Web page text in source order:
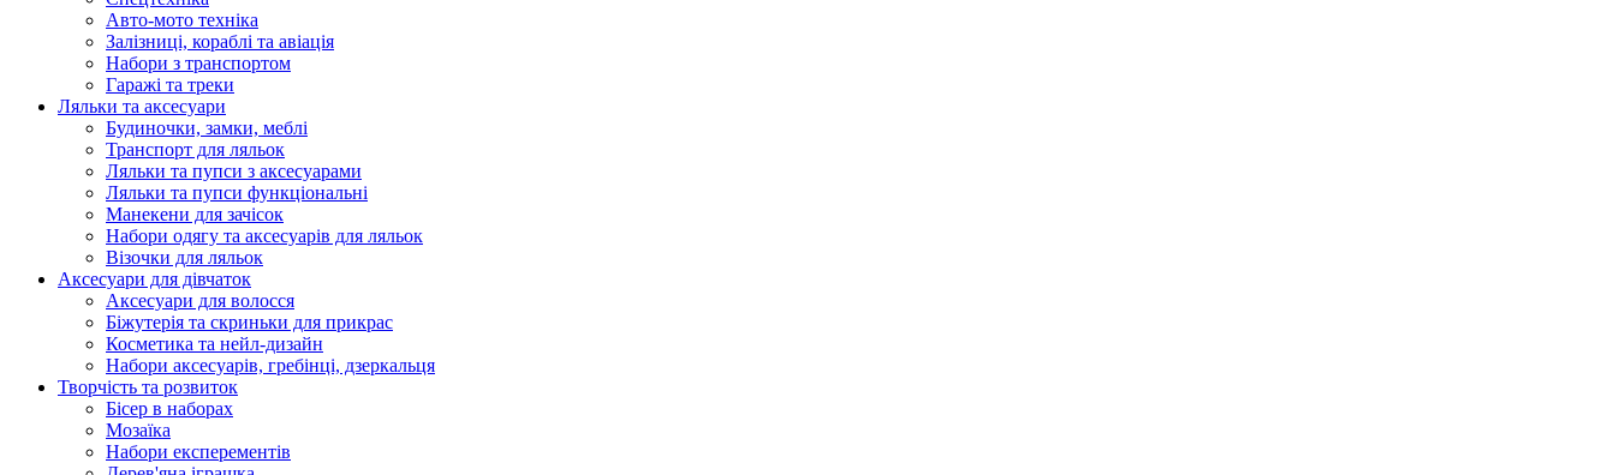
Авто-мото техніка
Залізниці, кораблі та авіація
Набори з транспортом
Гаражі та треки
Ляльки та аксесуари
Будиночки, замки, меблі
Транспорт для ляльок
Ляльки та пупси з аксесуарами
Ляльки та пупси функціональні
Манекени для зачісок
Набори одягу та аксесуарів для ляльок
Візочки для ляльок
Аксесуари для дівчаток
Аксесуари для волосся
Біжутерія та скриньки для прикрас
Косметика та нейл-дизайн
Набори аксесуарів, гребінці, дзеркальця
Творчість та розвиток
Бісер в наборах
Мозаїка
Набори експерементів